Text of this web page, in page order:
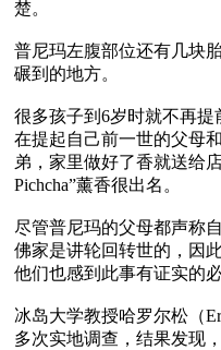
楚。
普尼玛左腹部位还有几块
碾到的地方。
很多孩子到6岁时就不再
在提起自己前一世的父母
弟，家里做好了香就送给
Pichcha”薰香很出名。
尽管普尼玛的父母都声称
佛家是讲轮回转世的，因
他们也感到此事有证实的必
冰岛大学教授哈罗尔松（
多次实地调查，结果发现